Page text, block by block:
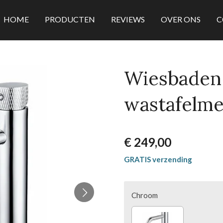
HOME PRODUCTEN REVIEWS OVER ONS
€ 249,00
GRATIS verzending
Chroom